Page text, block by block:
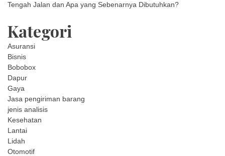
Tengah Jalan dan Apa yang Sebenarnya Dibutuhkan?
Kategori
Asuransi
Bisnis
Bobobox
Dapur
Gaya
Jasa pengiriman barang
jenis analisis
Kesehatan
Lantai
Lidah
Otomotif